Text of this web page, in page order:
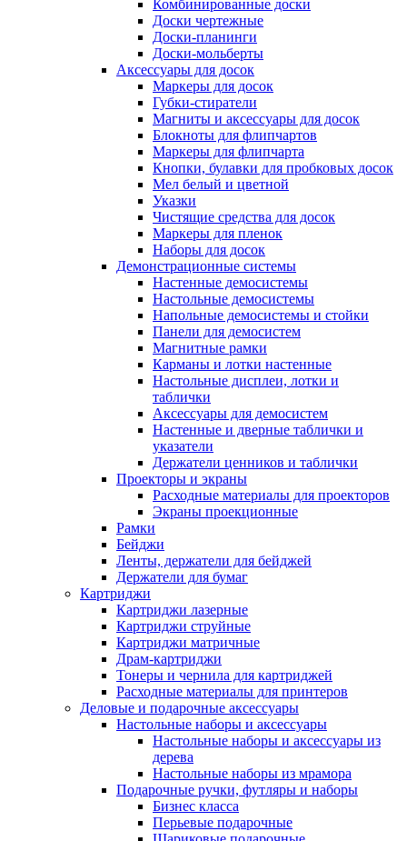
Комбинированные доски
Доски чертежные
Доски-планинги
Доски-мольберты
Аксессуары для досок
Маркеры для досок
Губки-стиратели
Магниты и аксессуары для досок
Блокноты для флипчартов
Маркеры для флипчарта
Кнопки, булавки для пробковых досок
Мел белый и цветной
Указки
Чистящие средства для досок
Маркеры для пленок
Наборы для досок
Демонстрационные системы
Настенные демосистемы
Настольные демосистемы
Напольные демосистемы и стойки
Панели для демосистем
Магнитные рамки
Карманы и лотки настенные
Настольные дисплеи, лотки и
таблички
Аксессуары для демосистем
Настенные и дверные таблички и
указатели
Держатели ценников и таблички
Проекторы и экраны
Расходные материалы для проекторов
Экраны проекционные
Рамки
Бейджи
Ленты, держатели для бейджей
Держатели для бумаг
Картриджи
Картриджи лазерные
Картриджи струйные
Картриджи матричные
Драм-картриджи
Тонеры и чернила для картриджей
Расходные материалы для принтеров
Деловые и подарочные аксессуары
Настольные наборы и аксессуары
Настольные наборы и аксессуары из
дерева
Настольные наборы из мрамора
Подарочные ручки, футляры и наборы
Бизнес класса
Перьевые подарочные